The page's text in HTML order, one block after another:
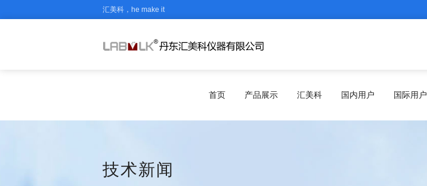
汇美科，he make it
首页 产品展示 汇美科 国内用户 国际用户
技术新闻